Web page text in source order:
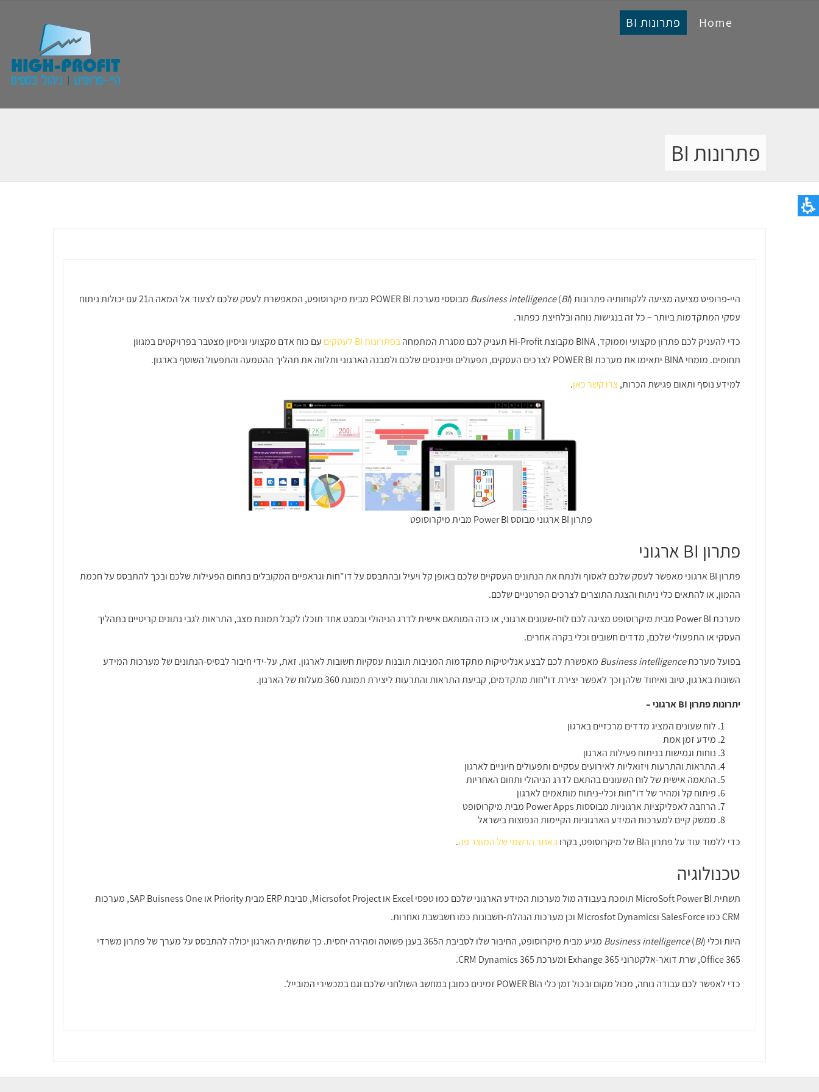
Home פתרונות BI
פתרונות BI
היי-פרופיט מציעה מציעה ללקוחותיה פתרונות Business intelligence(BI
) מבוססי מערכת POWER BI מבית מיקרוסופט, המאפשרת לעסק שלכם לצעוד אל המאה ה21 עם יכולות ניתוח
עסקי המתקדמות ביותר – כל זה בנגישות נוחה ובלחיצת כפתור.
כדי להעניק לכם פתרון מקצועי וממוקד, BINA מקבוצת Hi-Profit תעניק לכם מסגרת המתמחה
בפתרונות BI לעסקים
עם כוח אדם מקצועי וניסיון מצטבר בפרויקטים במגוון
תחומים. מומחי BINA יתאימו את מערכת POWER BI לצרכים העסקים, תפעולים ופיננסים שלכם ולמבנה הארגוני ותלווה את תהליך ההטמעה והתפעול השוטף בארגון.
למידע נוסף ותאום פגישת הכרות,צרו קשר כאן.
פתרון BI ארגוני מבוסס Power BI מבית מיקרוסופט
פתרון BI ארגוני
פתרון BI ארגוני מאפשר לעסק שלכם לאסוף ולנתח את הנתונים העסקיים שלכם באופן קל ויעיל ובהתבסס על דו"חות וגראפיים המקובלים בתחום הפעילות שלכם ובכך להתבסס על חכמת
ההמון, או להתאים כלי ניתוח והצגת התוצרים לצרכים הפרטניים שלכם.
מערכת Power BI מבית מיקרוסופט מציגה לכם לוח-שעונים ארגוני, או כזה המותאם אישית לדרג הניהולי ובמבט אחד תוכלו לקבל תמונת מצב, התראות לגבי נתונים קריטיים בתהליך
העסקי או התפעולי שלכם, מדדים חשובים וכלי בקרה אחרים.
בפועל מערכתBusiness intelligence מאפשרת לכם לבצע אנליטיקות מתקדמות המניבות תובנות עסקיות חשובות לארגון. זאת, על-ידי חיבור לבסיס-הנתונים של מערכות המידע
השונות בארגון, טיוב ואיחוד שלהן וכך לאפשר יצירת דו"חות מתקדמים, קביעת התראות והתרעות ליצירת תמונת 360 מעלות של הארגון.
יתרונות פתרון BI ארגוני –
לוח שעונים המציג מדדים מרכזיים בארגון
מידע זמן אמת
נוחות וגמישות בניתוח פעילות הארגון
התראות והתרעות ויזואליות לאירועים עסקיים ותפעולים חיוניים לארגון
התאמה אישית של לוח השעונים בהתאם לדרג הניהולי ותחום האחריות
פיתוח קל ומהיר של דו"חות וכלי-ניתוח מותאמים לארגון
הרחבה לאפליקציות ארגוניות מבוססות Power Apps מבית מיקרוסופט
ממשק קיים למערכות המידע הארגוניות הקיימות הנפוצות בישראל
כדי ללמוד עוד על פתרון הBI של מיקרוסופט, בקרו
באתר הרשמי של המוצר פה.
טכנולוגיה
תשתית MicroSoft Power BI תומכת בעבודה מול מערכות המידע הארגוני שלכם כמו טפסי Excel או Micrsofot Project, סביבת ERP מבית Priority או SAP Buisness One, מערכות
CRM כמו SalesForce וMicrosfot Dynamics וכן מערכות הנהלת-חשבונות כמו חשבשבת ואחרות.
היות וכלי
Business intelligence(BI
) מגיע מבית מיקרוסופט, החיבור שלו לסביבת ה365 בענן פשוטה ומהירה יחסית. כך שתשתית הארגון יכולה להתבסס על מערך של פתרון משרדי
Office 365, שרת דואר-אלקטרוני Exhange 365 ומערכת CRM Dynamics 365.
כדי לאפשר לכם עבודה נוחה, מכול מקום ובכול זמן כלי הPOWER BI זמינים כמובן במחשב השולחני שלכם וגם במכשירי המובייל.